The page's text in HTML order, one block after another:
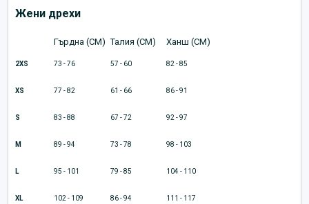
Жени дрехи
Гърдна (CM) Талия (CM) Ханш (CM)
2XS 73 - 76 57 - 60 82 - 85
XS 77 - 82 61 - 66 86 - 91
S 83 - 88 67 - 72 92 - 97
M 89 - 94 73 - 78 98 - 103
L 95 - 101 79 - 85 104 - 110
XL 102 - 109 86 - 94 111 - 117